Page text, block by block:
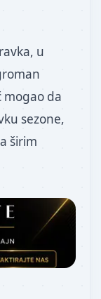
u
mogao da
sezone,
širim